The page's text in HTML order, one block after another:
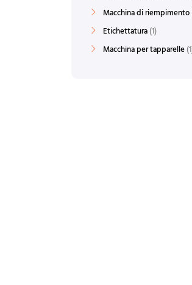
Macchina di riempimento
Etichettatura 1
Macchina per tapparelle 1